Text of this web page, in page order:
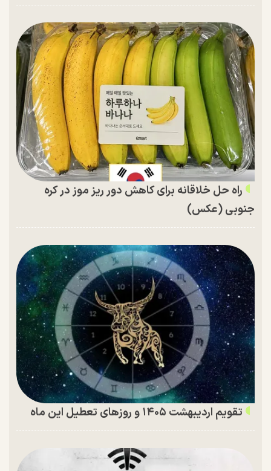
راه حل خلاقانه برای کاهش دور ریز موز در کره
جنوبی (عکس)
تقویم اردیبهشت ۱۴۰۵ و روز‌های تعطیل این ماه